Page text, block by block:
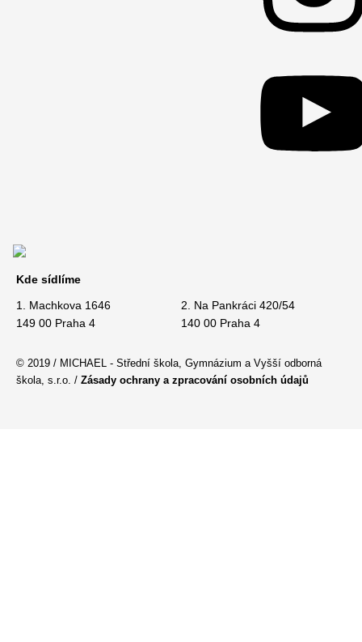
Kde sídlíme
1. Machkova 1646
149 00 Praha 4
2. Na Pankráci 420/54
140 00 Praha 4
© 2019 / MICHAEL - Střední škola, Gymnázium a Vyšší odborná
škola, s.r.o. / Zásady ochrany a zpracování osobních údajů